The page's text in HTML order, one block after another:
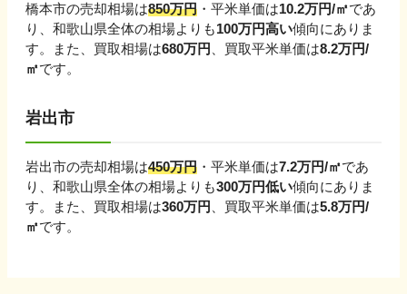
橋本市の売却相場は850万円 ・平米単価は10.2万円/㎡であ
り、 和歌山県全体の相場よりも100万円高い傾向にありま
す。
また、買取相場は680万円 、買取平米単価は8.2万円/
㎡です。
岩出市
岩出市の売却相場は450万円 ・平米単価は7.2万円/㎡であ
り、 和歌山県全体の相場よりも300万円低い傾向にありま
す。
また、買取相場は360万円 、買取平米単価は5.8万円/
㎡です。